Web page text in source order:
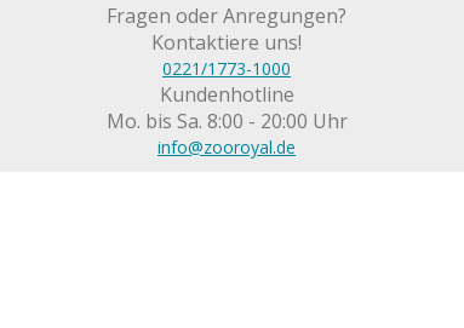
Fragen oder Anregungen?
Kontaktiere uns!
0221/1773-1000
Kundenhotline
Mo. bis Sa. 8:00 - 20:00 Uhr
info@zooroyal.de